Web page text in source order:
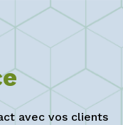
avec vos clients